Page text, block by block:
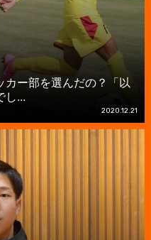
ー部を選んだの？「以
し...
2020.12.21